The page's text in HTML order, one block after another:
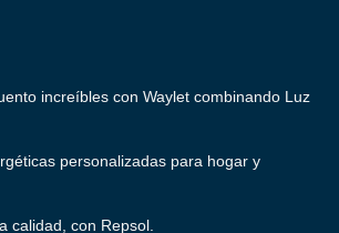
increíbles con Waylet combinando Luz
personalizadas para hogar y
calidad, con Repsol.